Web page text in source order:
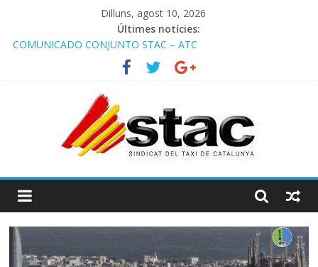
Dilluns, agost 10, 2026
Últimes notícies:
COMUNICADO CONJUNTO STAC – ATC
Comunicado STAC/ ATC de la reunión con los Mossos d
‘Esquadra del aeropuerto de Barcelona.
Programa de Radio TAXI LIBRE 29.07.2026 en COOLTURA FM.
STAC/ATC SOLICITAN TAULA TÈCNICA PARA MEJORAR LA
OPERATIVA DE ENTRADA EN EL PUERTO DE BARCELONA.
Programa de Radio TAXI LIBRE 22.07.2026 en COOLTURA FM.